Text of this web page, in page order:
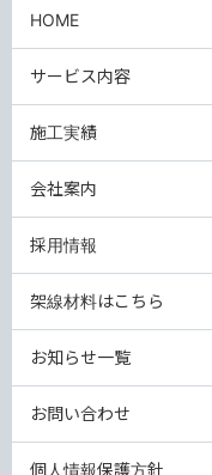
HOME
サービス内容
施工実績
会社案内
採用情報
架線材料はこちら
お知らせ一覧
お問い合わせ
個人情報保護方針